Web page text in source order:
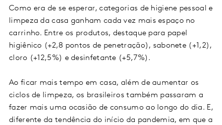
Como era de se esperar, categorias de higiene pessoal e
limpeza da casa ganham cada vez mais espaço no
carrinho. Entre os produtos, destaque para papel
higiênico (+2,8 pontos de penetração), sabonete (+1,2),
cloro (+12,5%) e desinfetante (+5,7%).
Ao ficar mais tempo em casa, além de aumentar os
ciclos de limpeza, os brasileiros também passaram a
fazer mais uma ocasião de consumo ao longo do dia. E,
diferente da tendência do início da pandemia, em que a